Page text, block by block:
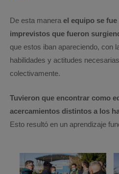
De esta manera el equipo se
imprevistos que fueron
que estos iban apareciendo, con
habilidades y actitudes
colectivamente.
Tuvieron que encontrar como
acercamientos distintos a los
Esto resultó en un aprendizaje